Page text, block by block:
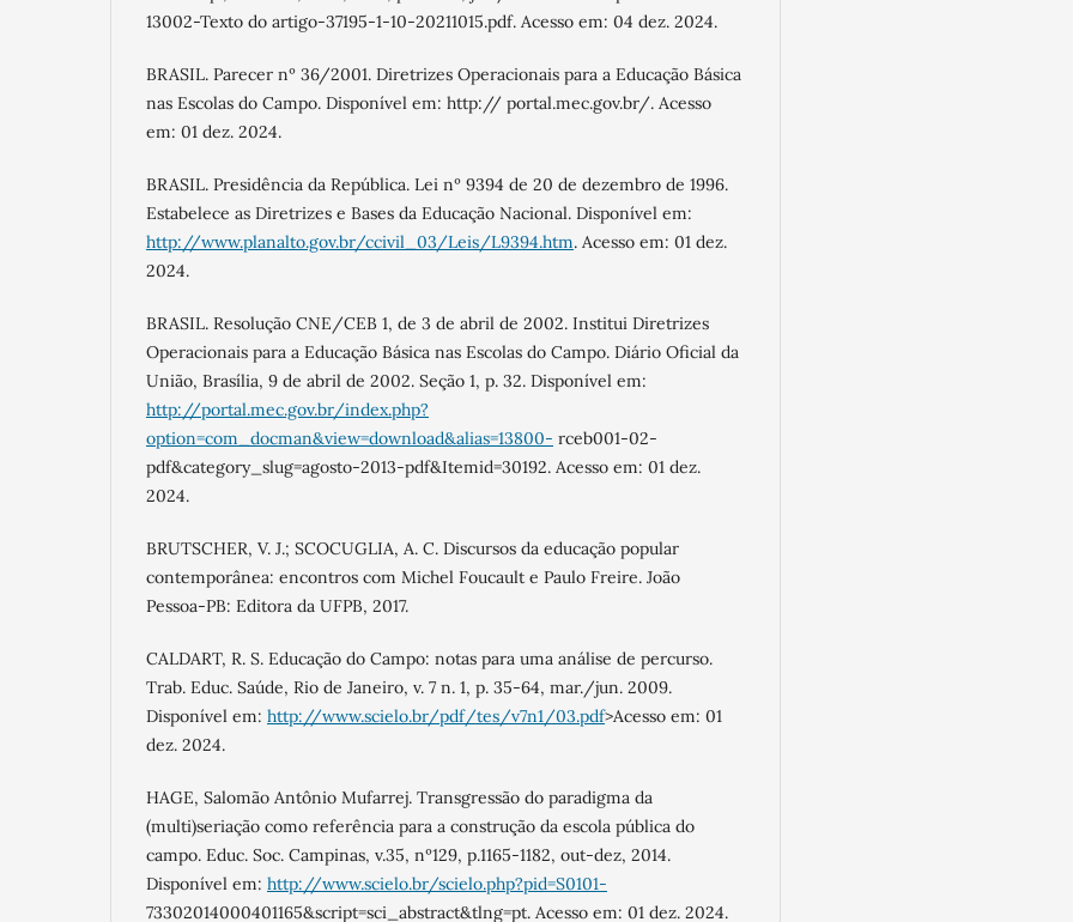
13002-Texto do artigo-37195-1-10-20211015.pdf. Acesso em: 04 dez. 2024.
BRASIL. Parecer nº 36/2001. Diretrizes Operacionais para a Educação Básica
nas Escolas do Campo. Disponível em: http:// portal.mec.gov.br/. Acesso
em: 01 dez. 2024.
BRASIL. Presidência da República. Lei nº 9394 de 20 de dezembro de 1996.
Estabelece as Diretrizes e Bases da Educação Nacional. Disponível em:
http://www.planalto.gov.br/ccivil_03/Leis/L9394.htm. Acesso em: 01 dez.
2024.
BRASIL. Resolução CNE/CEB 1, de 3 de abril de 2002. Institui Diretrizes
Operacionais para a Educação Básica nas Escolas do Campo. Diário Oficial da
União, Brasília, 9 de abril de 2002. Seção 1, p. 32. Disponível em:
http://portal.mec.gov.br/index.php?
option=com_docman&view=download&alias=13800- rceb001-02-
pdf&category_slug=agosto-2013-pdf&Itemid=30192. Acesso em: 01 dez.
2024.
BRUTSCHER, V. J.; SCOCUGLIA, A. C. Discursos da educação popular
contemporânea: encontros com Michel Foucault e Paulo Freire. João
Pessoa-PB: Editora da UFPB, 2017.
CALDART, R. S. Educação do Campo: notas para uma análise de percurso.
Trab. Educ. Saúde, Rio de Janeiro, v. 7 n. 1, p. 35-64, mar./jun. 2009.
Disponível em: http://www.scielo.br/pdf/tes/v7n1/03.pdf>Acesso em: 01
dez. 2024.
HAGE, Salomão Antônio Mufarrej. Transgressão do paradigma da
(multi)seriação como referência para a construção da escola pública do
campo. Educ. Soc. Campinas, v.35, nº129, p.1165-1182, out-dez, 2014.
Disponível em: http://www.scielo.br/scielo.php?pid=S0101-
73302014000401165&script=sci_abstract&tlng=pt. Acesso em: 01 dez. 2024.